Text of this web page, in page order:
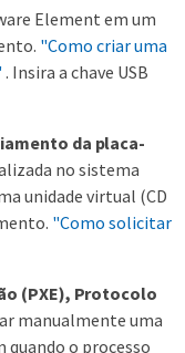
Element em um
"Como criar uma
. Insira a chave USB
da placa-
no sistema
unidade virtual (CD
"Como solicitar
(PXE), Protocolo
manualmente uma
o processo